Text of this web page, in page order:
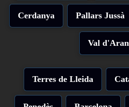
Cerdanya Pallars Jussà
Val d'Aran
Terres de Lleida